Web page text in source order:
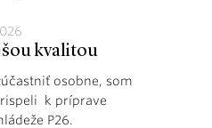
kvalitou
osobne, som
k príprave
P26.